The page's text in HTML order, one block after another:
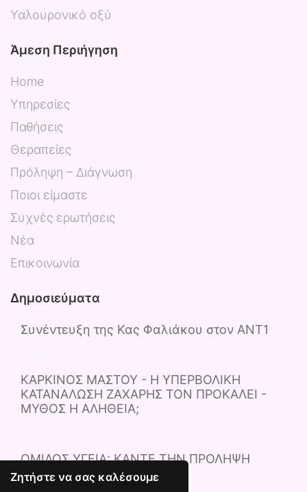
Ζητήστε να σας καλέσουμε
Υαλουρονικό οξύ
Δημοσιεύματα
Συνέντευξη της Κας Φαλιάκου στον ΑΝΤ1
ΚΑΡΚΙΝΟΣ ΜΑΣΤΟΥ - Η ΥΠΕΡΒΟΛΙΚΗ
ΚΑΤΑΝΑΛΩΣΗ ΖΑΧΑΡΗΣ ΤΟΝ ΠΡΟΚΑΛΕΙ -
ΜΥΘΟΣ Η ΑΛΗΘΕΙΑ;
ΟΜΙΛΟΣ ΥΓΕΙΑ: ΚΑΝΤΕ ΤΗΝ ΠΡΟΛΗΨΗ
ΤΡΟΠΟ ΖΩΗΣ
Άμεση Περιήγηση
Home
Υπηρεσίες
Παθήσεις
Θεραπείες
Πρόληψη – Διάγνωση
Ποιοι είμαστε
Συχνές ερωτήσεις
Νέα
Επικοινωνία